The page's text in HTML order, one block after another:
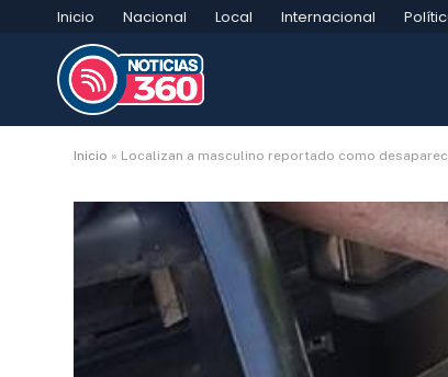
Inicio Nacional Local Internacional
Inicio » Localizan a masculino reportado como